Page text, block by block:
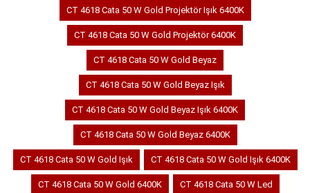
CT 4618 Cata 50 W Gold Projektör Işık 6400K
CT 4618 Cata 50 W Gold Projektör 6400K
CT 4618 Cata 50 W Gold Beyaz
CT 4618 Cata 50 W Gold Beyaz Işık
CT 4618 Cata 50 W Gold Beyaz Işık 6400K
CT 4618 Cata 50 W Gold Beyaz 6400K
CT 4618 Cata 50 W Gold Işık CT 4618 Cata 50 W Gold Işık 6400K
CT 4618 Cata 50 W Gold 6400K CT 4618 Cata 50 W Led